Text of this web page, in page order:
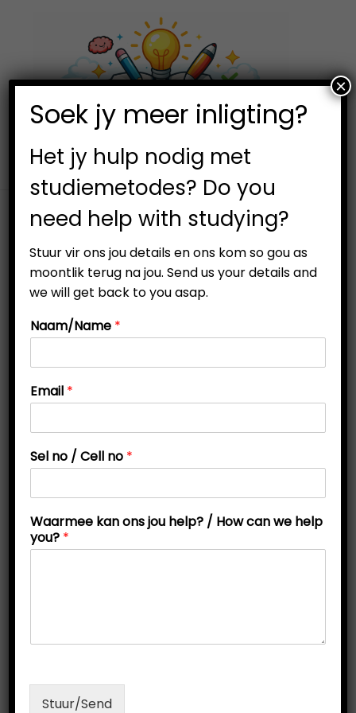
k
t
o
a
t
k
t
o
o
t
0
PREVIOUS NEXT
Graad 9 lewenswetenskap:
Plant- en diersel hulpmiddels
Soek jy meer inligting?
Het jy hulp nodig met
studiemetodes? Do you
need help with studying?
Stuur vir ons jou details en ons kom so gou as
moontlik terug na jou. Send us your details and
we will get back to you asap.
Naam/Name *
H
o
h
e
l
S
l
Email *
Sel no / Cell no *
Waarmee kan ons jou help? / How can we help
you? *
Stuur/Send
×